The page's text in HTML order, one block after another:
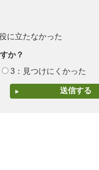
に立たなかった
か？
3：見つけにくかった